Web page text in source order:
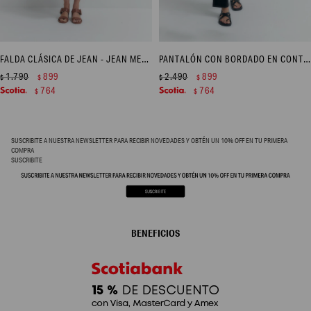
FALDA CLÁSICA DE JEAN - JEAN MEDIO
$1.790 $ 899
$ 764
PANTALÓN CON BORDADO EN CONTRASTE - NEGRO
$2.490 $ 899
$ 764
SUSCRIBITE A NUESTRA NEWSLETTER PARA RECIBIR NOVEDADES Y OBTÉN UN 10% OFF EN TU PRIMERA
COMPRA
SUSCRIBITE
BENEFICIOS